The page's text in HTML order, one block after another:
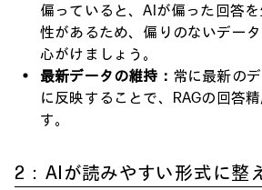
偏っていると、AIが偏った回答
性があるため、偏りのないデー
心がけましょう。
最新データの維持： 常に最新の
に反映することで、RAGの回答
す。
2：AIが読みやすい形式に整